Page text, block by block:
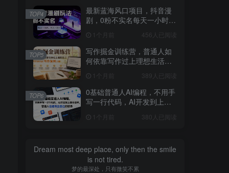
最新蓝海风口项目，抖音漫
剧，0粉不实名每天一小时，
1个月前 456人已阅读
TOP4
写作掘金训练营，普通人如
何依靠写作过上理想生活，
（更新6月）
1个月前 389人已阅读
TOP5
0基础普通人AI编程，不用手
写一行代码，AI开发到上架
己的软件
1个月前 380人已阅读
TOP6
Dream most deep place, only then the smile
is not tired.
梦的最深处，只有微笑不累